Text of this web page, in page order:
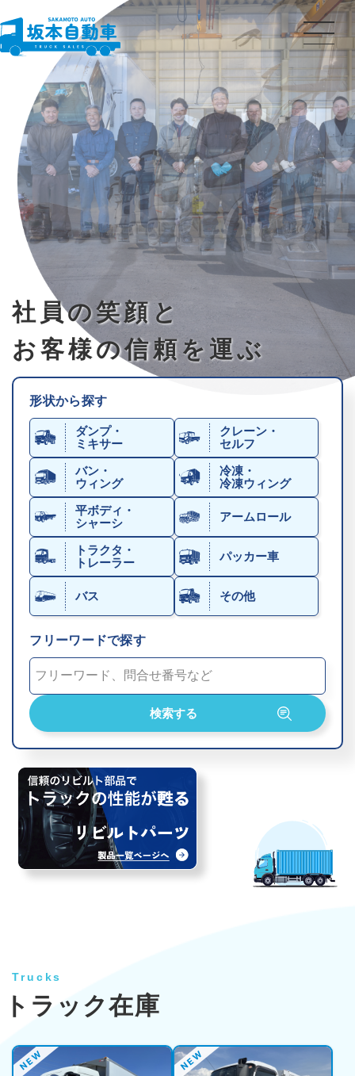
社員の笑顔と
お客様の信頼を運ぶ
形状から探す
ダンプ・
ミキサー
クレーン・
セルフ
バン・
ウィング
冷凍・
冷凍ウィング
平ボディ・
シャーシ
アームロール
トラクタ・
トレーラー
パッカー車
バス その他
フリーワードで探す
Trucks
トラック在庫